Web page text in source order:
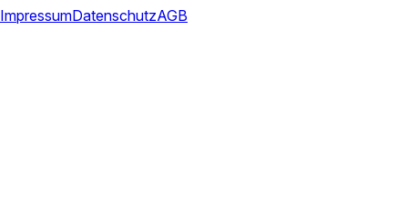
ImpressumDatenschutzAGB